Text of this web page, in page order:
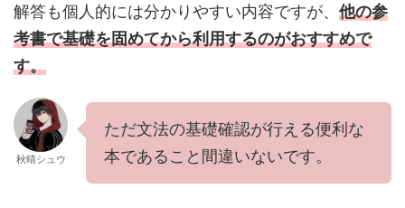
解答も個人的には分かりやすい内容ですが、 他の参
考書で基礎を固めてから利用するのがおすすめで
す。
秋晴シュウ
ただ文法の基礎確認が行える便利な
本であること間違いないです。